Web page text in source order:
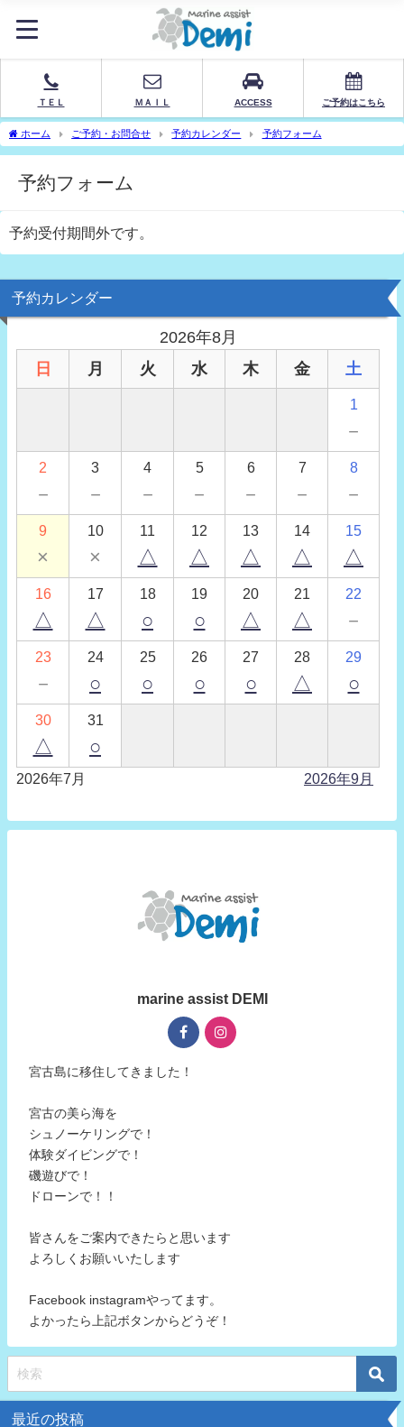
ＴＥＬ ＭＡＩＬ ACCESS ご予約はこちら
ホーム ご予約・お問合せ 予約カレンダー 予約フォーム
予約フォーム
予約受付期間外です。
予約カレンダー
2026年8月
日
月 火 水 木 金 土
1
－
2
－
3
－
4
－
5
－
6
－
7
－
8
－
9
×
10
×
11
△
12
△
13
△
14
△
15
△
16
△
17
△
18
○
19
○
20
△
21
△
22
－
23
－
24
○
25
○
26
○
27
○
28
△
29
○
30
△
31
○
2026年7月 2026年9月
marine assist DEMI
宮古島に移住してきました！
宮古の美ら海を
シュノーケリングで！
体験ダイビングで！
磯遊びで！
ドローンで！！
皆さんをご案内できたらと思います
よろしくお願いいたします
Facebook instagramやってます。
よかったら上記ボタンからどうぞ！
最近の投稿